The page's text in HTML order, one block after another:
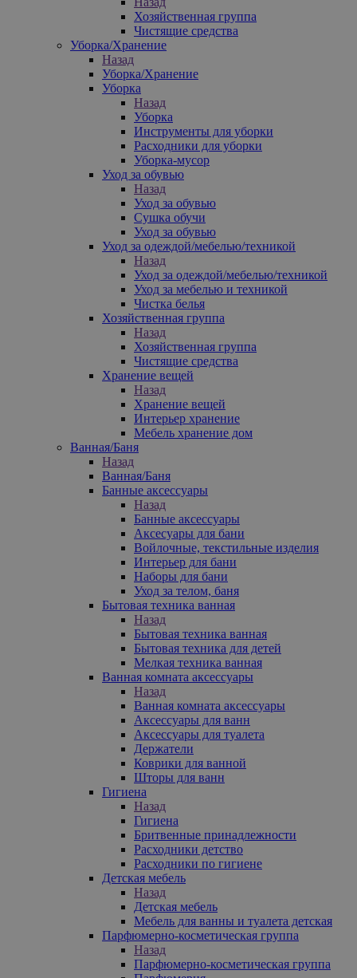
Хозяйственная группа
Чистящие средства
Уборка/Хранение
Назад
Уборка/Хранение
Уборка
Назад
Уборка
Инструменты для уборки
Расходники для уборки
Уборка-мусор
Уход за обувью
Назад
Уход за обувью
Сушка обучи
Уход за обувью
Уход за одеждой/мебелью/техникой
Назад
Уход за одеждой/мебелью/техникой
Уход за мебелью и техникой
Чистка белья
Хозяйственная группа
Назад
Хозяйственная группа
Чистящие средства
Хранение вещей
Назад
Хранение вещей
Интерьер хранение
Мебель хранение дом
Ванная/Баня
Назад
Ванная/Баня
Банные аксессуары
Назад
Банные аксессуары
Аксесуары для бани
Войлочные, текстильные изделия
Интерьер для бани
Наборы для бани
Уход за телом, баня
Бытовая техника ванная
Назад
Бытовая техника ванная
Бытовая техника для детей
Мелкая техника ванная
Ванная комната аксессуары
Назад
Ванная комната аксессуары
Аксессуары для ванн
Аксессуары для туалета
Держатели
Коврики для ванной
Шторы для ванн
Гигиена
Назад
Гигиена
Бритвенные принадлежности
Расходники детство
Расходники по гигиене
Детская мебель
Назад
Детская мебель
Мебель для ванны и туалета детская
Парфюмерно-косметическая группа
Назад
Парфюмерно-косметическая группа